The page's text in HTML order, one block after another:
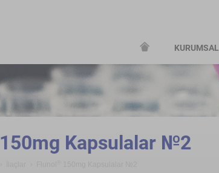
KURUMSAL
150mg Kapsulalar №2